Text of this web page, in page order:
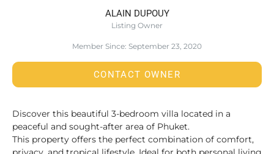
ALAIN DUPOUY
Listing Owner
Member Since: September 23, 2020
CONTACT OWNER
Discover this beautiful 3-bedroom villa located in a
peaceful and sought-after area of Phuket.
This property offers the perfect combination of comfort,